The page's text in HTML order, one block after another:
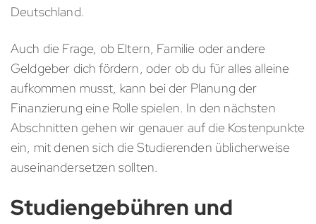
Deutschland.
Auch die Frage, ob Eltern, Familie oder andere
Geldgeber dich fördern, oder ob du für alles alleine
aufkommen musst, kann bei der Planung der
Finanzierung eine Rolle spielen. In den nächsten
Abschnitten gehen wir genauer auf die Kostenpunkte
ein, mit denen sich die Studierenden üblicherweise
auseinandersetzen sollten.
Studiengebühren und